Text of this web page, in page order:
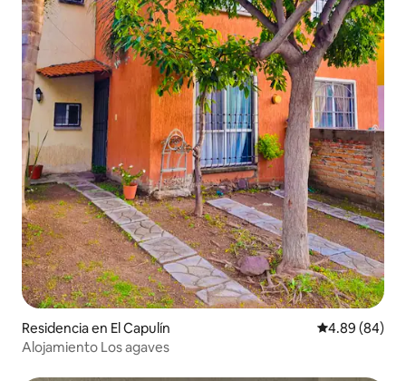
Residencia en El Capulín Calificación
4.89 (84)
Alojamiento Los agaves